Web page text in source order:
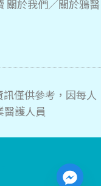
關於我們／關於鴉醫
僅供參考，因每人
護人員